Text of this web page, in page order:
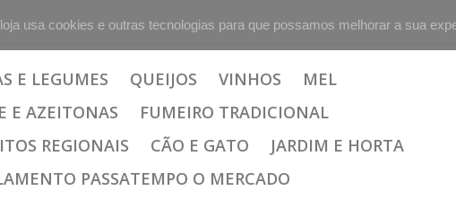
usa cookies e outras tecnologias para que possamos melhorar a sua
E LEGUMES QUEIJOS VINHOS
MEL
E AZEITONAS
FUMEIRO TRADICIONAL
REGIONAIS
CÃO E GATO
JARDIM E HORTA
PASSATEMPO O MERCADO